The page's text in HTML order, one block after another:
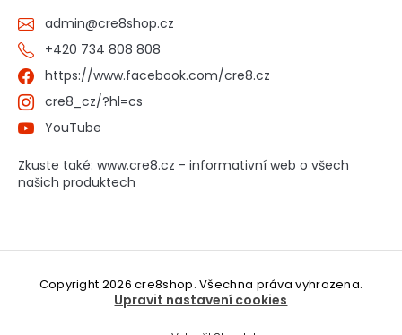
admin@cre8shop.cz
+420 734 808 808
https://www.facebook.com/cre8.cz
cre8_cz/?hl=cs
YouTube
Zkuste také: www.cre8.cz - informativní web o všech
našich produktech
Copyright 2026cre8shop. Všechna práva vyhrazena.
Upravit nastavení cookies